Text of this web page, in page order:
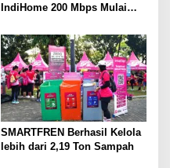
IndiHome 200 Mbps Mulai
Pelanggan di Sumbagsel
SMARTFREN Berhasil Kelola
lebih dari 2,19 Ton Sampah